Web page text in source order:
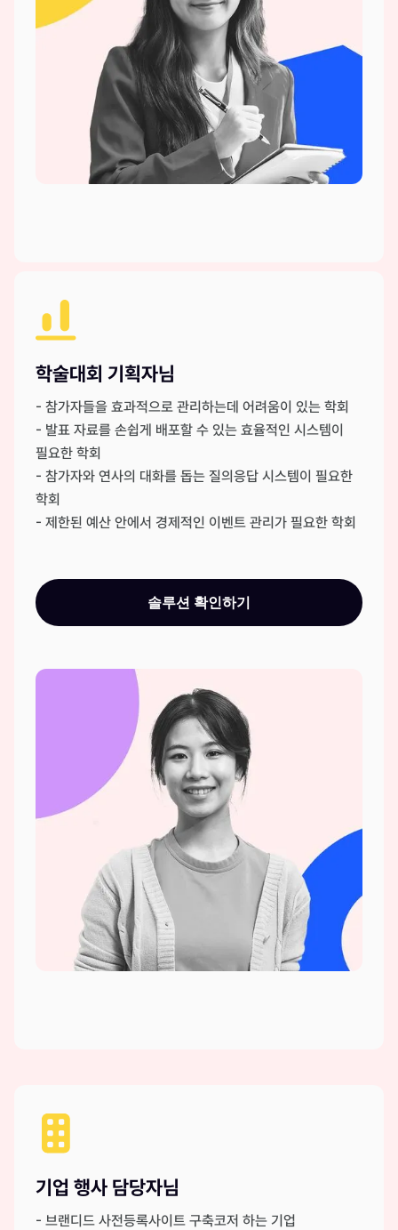
학술대회 기획자님
- 참가자들을 효과적으로 관리하는데 어려움이 있는 학회
- 발표 자료를 손쉽게 배포할 수 있는 효율적인 시스템이
필요한 학회
- 참가자와 연사의 대화를 돕는 질의응답 시스템이 필요한
학회
- 제한된 예산 안에서 경제적인 이벤트 관리가 필요한 학회
솔루션 확인하기
기업 행사 담당자님
- 브랜디드 사전등록사이트 구축코저 하는 기업